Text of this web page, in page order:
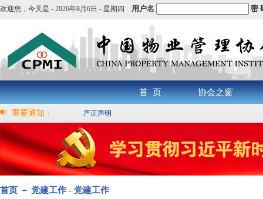
欢迎您， 今天是 - 2026年8月6日 - 星期四 用户名 密
首 页 协会之窗
重要通知： 严正声明
首页 － 党建工作 - 党建工作